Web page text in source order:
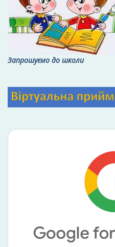
Запрошуємо до школи